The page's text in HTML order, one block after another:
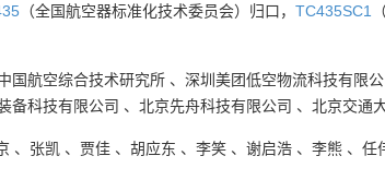
（全国航空器标准化技术委员会）归口， TC435SC1
国航空综合技术研究所 、 深圳美团低空物流科技有限
备科技有限公司 、 北京先舟科技有限公司 、 北京交通
、 张凯 、 贾佳 、 胡应东 、 李笑 、 谢启浩 、 李熊 、 任